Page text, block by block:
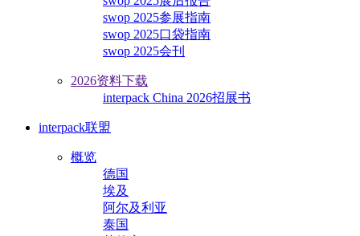
swop 2025参展指南
swop 2025口袋指南
swop 2025会刊
2026资料下载
interpack China 2026招展书
interpack联盟
概览
德国
埃及
阿尔及利亚
泰国